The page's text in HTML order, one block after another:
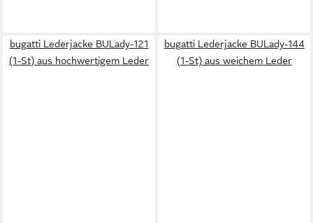
bugatti Lederjacke BULady-121
(1-St) aus hochwertigem Leder
bugatti Lederjacke BULady-144
(1-St) aus weichem Leder